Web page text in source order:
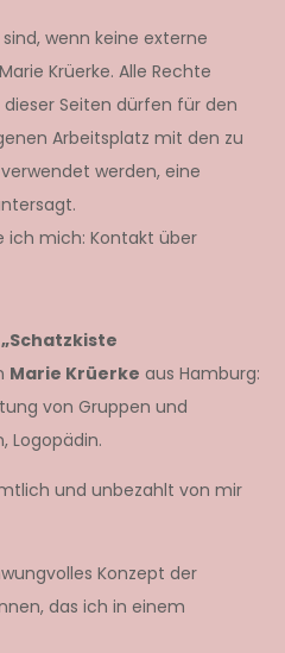
wenn keine externe
Krüerke. Alle Rechte
Seiten dürfen für den
Arbeitsplatz mit den zu
werden, eine
ich mich: Kontakt über
„Schatzkiste
Marie Krüerke aus Hamburg:
von Gruppen und
Logopädin.
und unbezahlt von mir
Konzept der
das ich in einem